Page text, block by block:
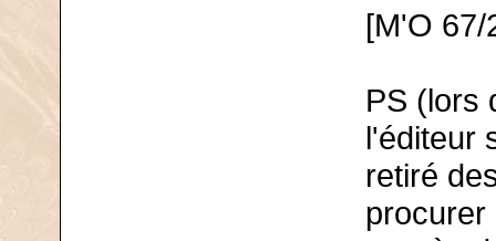
[M'O 67/
PS (lors
l'éditeur
retiré
procurer